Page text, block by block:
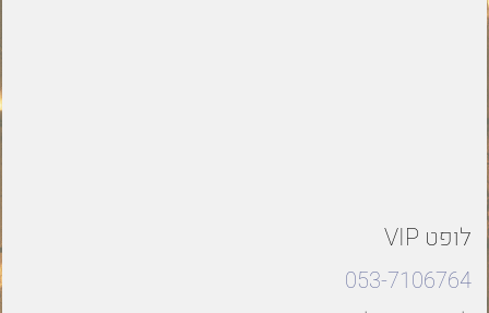
לופט VIP
053-7106764